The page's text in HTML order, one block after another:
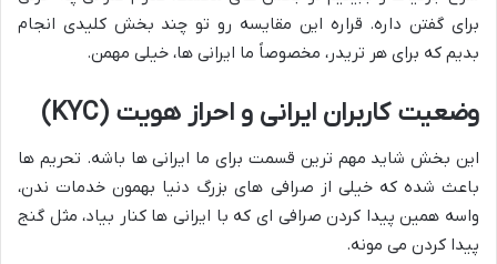
برای گفتن داره. قراره این مقایسه رو تو چند بخش کلیدی انجام
بدیم که برای هر تریدر، مخصوصاً ما ایرانی ها، خیلی مهمن.
وضعیت کاربران ایرانی و احراز هویت (KYC)
این بخش شاید مهم ترین قسمت برای ما ایرانی ها باشه. تحریم ها
باعث شده که خیلی از صرافی های بزرگ دنیا بهمون خدمات ندن،
واسه همین پیدا کردن صرافی ای که با ایرانی ها کنار بیاد، مثل گنج
پیدا کردن می مونه.